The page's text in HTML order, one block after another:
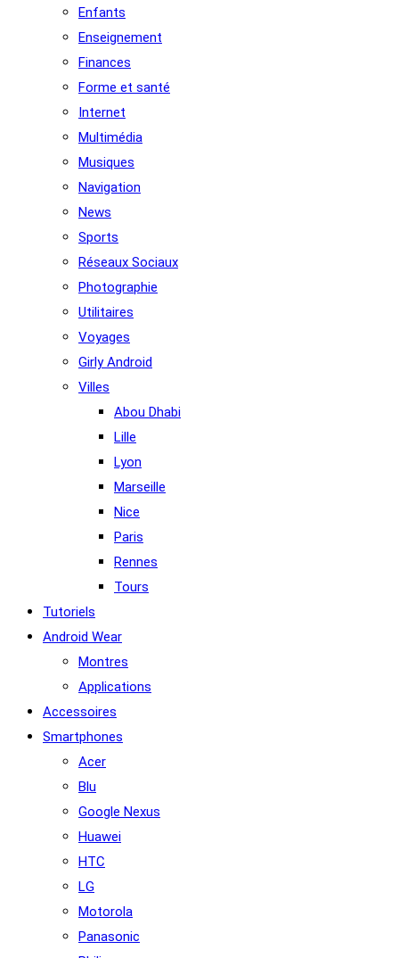
Enfants
Enseignement
Finances
Forme et santé
Internet
Multimédia
Musiques
Navigation
News
Sports
Réseaux Sociaux
Photographie
Utilitaires
Voyages
Girly Android
Villes
Abou Dhabi
Lille
Lyon
Marseille
Nice
Paris
Rennes
Tours
Tutoriels
Android Wear
Montres
Applications
Accessoires
Smartphones
Acer
Blu
Google Nexus
Huawei
HTC
LG
Motorola
Panasonic